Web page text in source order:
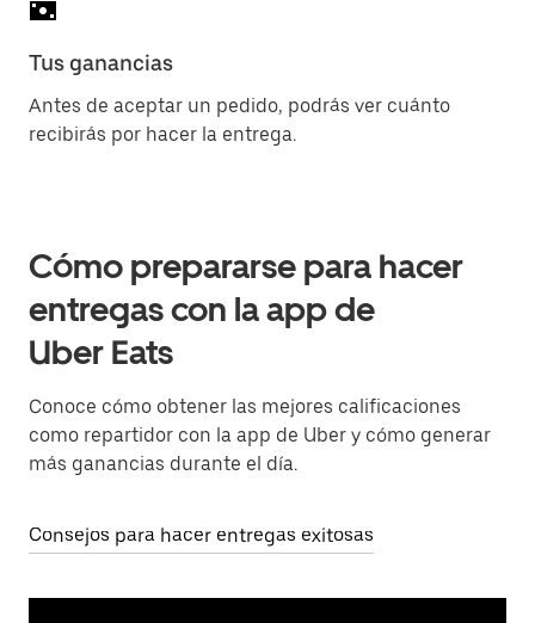
Tus ganancias
Antes de aceptar un pedido, podrás ver cuánto
recibirás por hacer la entrega.
Cómo prepararse para hacer
entregas con la app de
Uber Eats
Conoce cómo obtener las mejores calificaciones
como repartidor con la app de Uber y cómo generar
más ganancias durante el día.
Consejos para hacer entregas exitosas